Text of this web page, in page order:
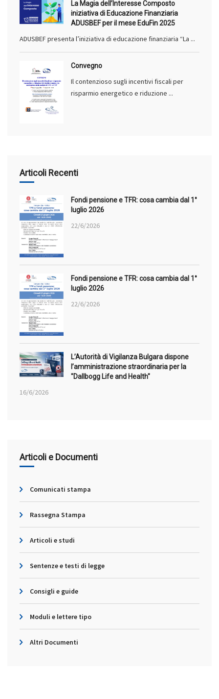
La Magia dell’Interesse Composto
iniziativa di Educazione Finanziaria
ADUSBEF per il mese EduFin 2025
ADUSBEF presenta l’iniziativa di educazione finanziaria “La ...
Convegno
Il contenzioso sugli incentivi fiscali per
risparmio energetico e riduzione ...
Articoli Recenti
Fondi pensione e TFR: cosa cambia dal 1°
luglio 2026
22/6/2026
Fondi pensione e TFR: cosa cambia dal 1°
luglio 2026
22/6/2026
L’Autorità di Vigilanza Bulgara dispone
l’amministrazione straordinaria per la
"Dallbogg Life and Health"
16/6/2026
Articoli e Documenti
Comunicati stampa
Rassegna Stampa
Articoli e studi
Sentenze e testi di legge
Consigli e guide
Moduli e lettere tipo
Altri Documenti